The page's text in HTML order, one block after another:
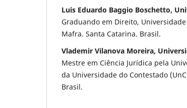
Luis Eduardo Baggio Boschetto,
Graduando em Direito,
Mafra. Santa Catarina. Brasil.
Vlademir Vilanova Moreira,
Mestre em Ciência Jurídica pela
da Universidade do Contestado
Brasil.